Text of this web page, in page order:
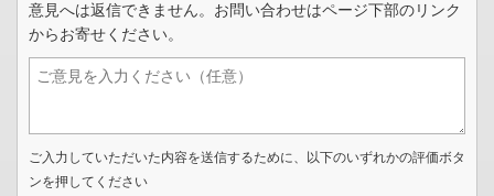
意見へは返信できません。お問い合わせはページ下部のリンク
からお寄せください。
ご入力していただいた内容を送信するために、以下のいずれかの評価ボタ
ンを押してください